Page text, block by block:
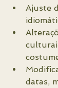
Ajuste
datas,